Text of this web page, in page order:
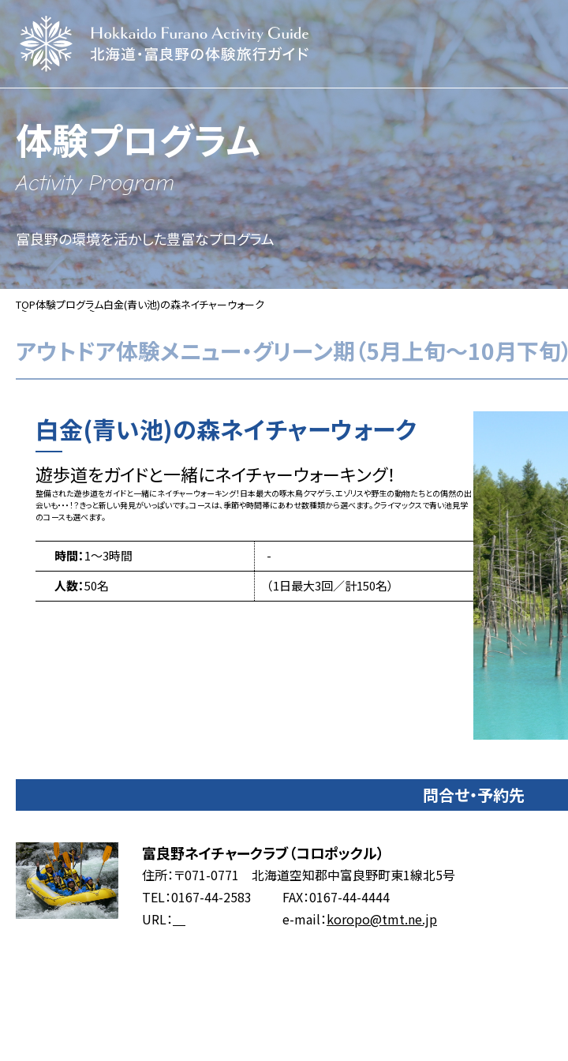
体験プログラム
Activity Program
富良野の環境を活かした豊富なプログラム
TOP体験プログラム白金(青い池)の森ネイチャーウォーク
アウトドア体験メニュー・グリーン期（5月上旬～10月下旬）
白金(青い池)の森ネイチャーウォーク
遊歩道をガイドと一緒にネイチャーウォーキング！
整備された遊歩道をガイドと一緒にネイチャーウォーキング！日本最大の啄木鳥クマゲラ、エゾリスや野生の動物たちとの偶然の出
会いも・・・！？きっと新しい発見がいっぱいです。コースは、季節や時間帯にあわせ数種類から選べます。クライマックスで青い池見学
のコースも選べます。
時間：1〜3時間
-
人数：50名 （1日最大3回／計150名）
問合せ・予約先
富良野ネイチャークラブ（コロポックル）
住所：〒071-0771 北海道空知郡中富良野町東1線北5号
TEL：0167-44-2583
FAX：0167-44-4444
URL：
e-mail：koropo@tmt.ne.jp